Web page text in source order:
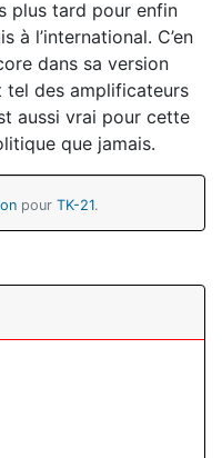
plus tard pour enfin
à l’international. C’en
dans sa version
tel des amplificateurs
aussi vrai pour cette
que jamais.
pour TK-21.